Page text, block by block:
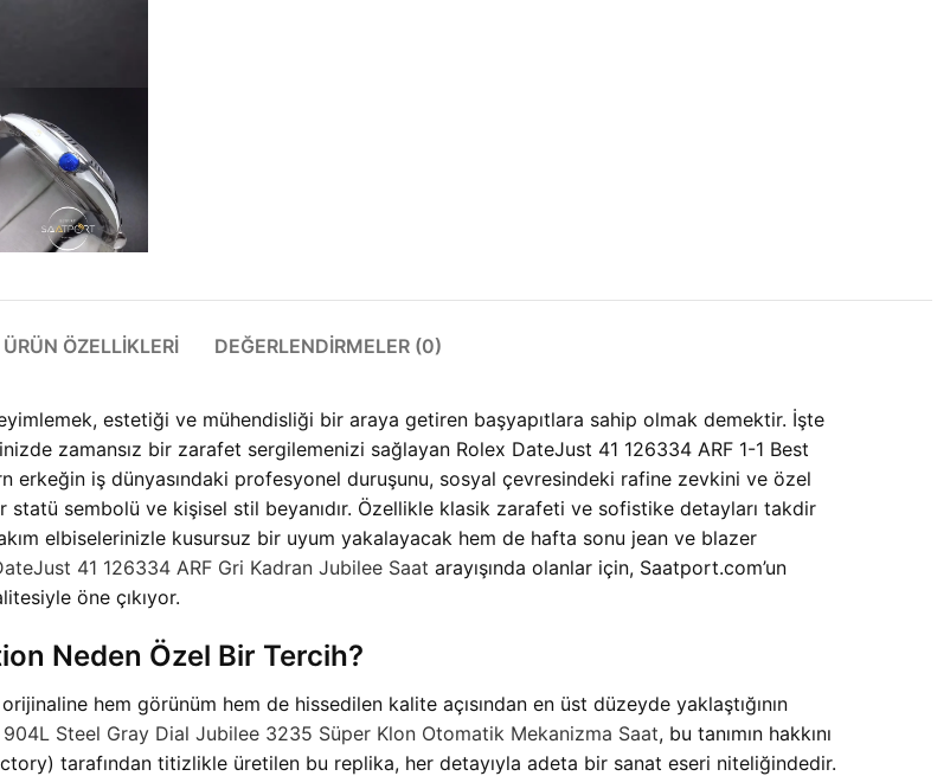
ÜRÜN ÖZELLIKLERI DEĞERLENDIRMELER (0)
estetiği ve mühendisliği bir araya getiren başyapıtlara sahip olmak demektir. İşte
zamansız bir zarafet sergilemenizi sağlayan Rolex DateJust 41 126334 ARF 1-1 Best
iş dünyasındaki profesyonel duruşunu, sosyal çevresindeki rafine zevkini ve özel
sembolü ve kişisel stil beyanıdır. Özellikle klasik zarafeti ve sofistike detayları takdir
elbiselerinizle kusursuz bir uyum yakalayacak hem de hafta sonu jean ve blazer
41 126334 ARF Gri Kadran Jubilee Saat arayışında olanlar için, Saatport.com’un
öne çıkıyor.
Neden Özel Bir Tercih?
hem görünüm hem de hissedilen kalite açısından en üst düzeyde yaklaştığının
Steel Gray Dial Jubilee 3235 Süper Klon Otomatik Mekanizma Saat, bu tanımın hakkını
tarafından titizlikle üretilen bu replika, her detayıyla adeta bir sanat eseri niteliğindedir.